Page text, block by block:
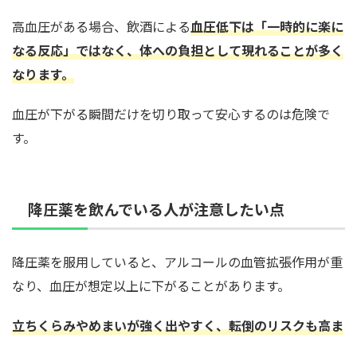
高血圧がある場合、飲酒による血圧低下は「一時的に楽に
なる反応」ではなく、体への負担として現れることが多く
なります。
血圧が下がる瞬間だけを切り取って安心するのは危険で
す。
降圧薬を飲んでいる人が注意したい点
降圧薬を服用していると、アルコールの血管拡張作用が重
なり、血圧が想定以上に下がることがあります。
立ちくらみやめまいが強く出やすく、転倒のリスクも高ま